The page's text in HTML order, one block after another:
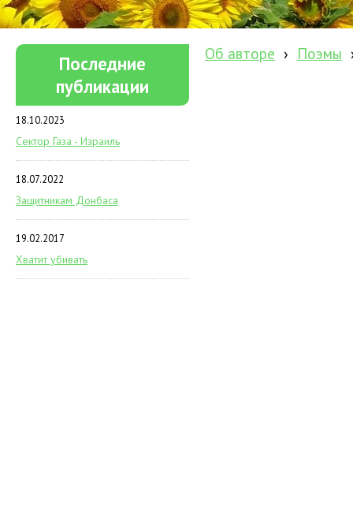
Последние
публикации
18.10.2023
Сектор Газа - Израиль
18.07.2022
Защитникам Донбаса
19.02.2017
Хватит убивать
Об авторе › Поэмы